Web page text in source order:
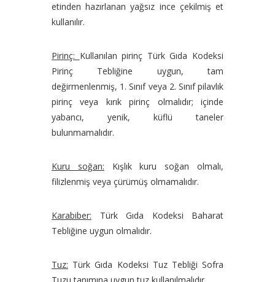
etinden hazırlanan yağsız ince çekilmiş et
kullanılır.
Pirinç: Kullanılan pirinç Türk Gıda Kodeksi
Pirinç Tebliğine uygun, tam
değirmenlenmiş, 1. Sınıf veya 2. Sınıf pilavlık
pirinç veya kırık pirinç olmalıdır; içinde
yabancı, yenik, küflü taneler
bulunmamalıdır.
Kuru soğan: Kışlık kuru soğan olmalı,
filizlenmiş veya çürümüş olmamalıdır.
Karabiber: Türk Gıda Kodeksi Baharat
Tebliğine uygun olmalıdır.
Tuz: Türk Gıda Kodeksi Tuz Tebliği Sofra